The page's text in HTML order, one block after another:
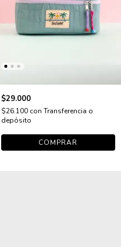
$29.000
$26.100 con Transferencia o
depósito
COMPRAR